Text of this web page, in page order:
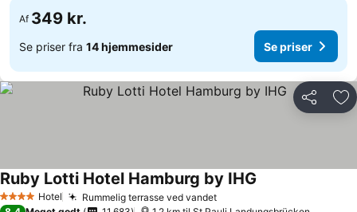
Af 349 kr.
Se priser fra 14 hjemmesider Se priser
Del
4 StjernerHotel Rummelig terrasse ved vandet
Ruby Lotti Hotel Hamburg by IHG